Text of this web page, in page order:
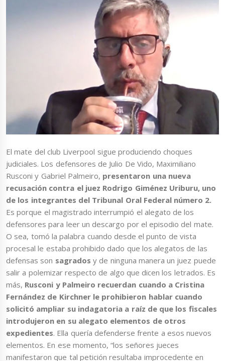
El mate del club Liverpool sigue produciendo choques
judiciales. Los defensores de Julio De Vido, Maximiliano
Rusconi y Gabriel Palmeiro, presentaron una nueva
recusación contra el juez Rodrigo Giménez Uriburu, uno
de los integrantes del Tribunal Oral Federal número 2.
Es porque el magistrado interrumpió el alegato de los
defensores para leer un descargo por el episodio del mate.
O sea, tomó la palabra cuando desde el punto de vista
procesal le estaba prohibido dado que los alegatos de las
defensas son sagrados y de ninguna manera un juez puede
salir a polemizar respecto de algo que dicen los letrados. Es
más, Rusconi y Palmeiro recuerdan cuando a Cristina
Fernández de Kirchner le prohibieron hablar cuando
solicitó ampliar su indagatoria a raíz de que los fiscales
introdujeron en su alegato elementos de otros
expedientes. Ella quería defenderse frente a esos nuevos
elementos. En ese momento, “los señores jueces
manifestaron que tal petición resultaba improcedente en